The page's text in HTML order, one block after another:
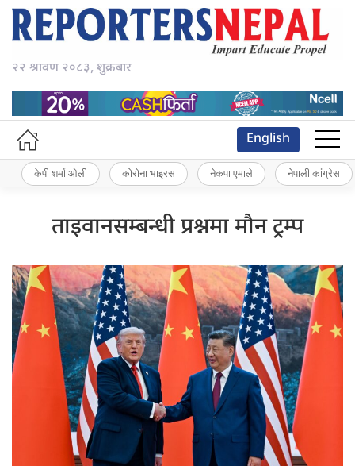
२२ श्रावण २०८३, शुक्रबार
English
केपी शर्मा ओली कोरोना भाइरस नेकपा एमाले नेपाली कांग्रेस
ताइवानसम्बन्धी प्रश्नमा मौन ट्रम्प